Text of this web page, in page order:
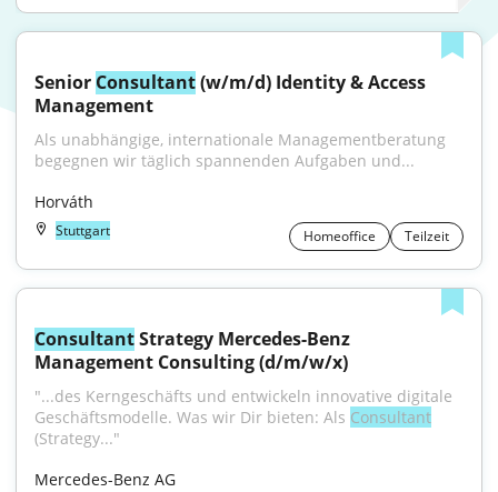
Senior Consultant (w/m/d) Identity & Access
Management
Als unabhängige, internationale Managementberatung
begegnen wir täglich spannenden Aufgaben und...
Horváth
Stuttgart Homeoffice Teilzeit
Consultant Strategy Mercedes-Benz
Management Consulting (d/m/w/x)
"...des Kerngeschäfts und entwickeln innovative digitale
Geschäftsmodelle. Was wir Dir bieten: Als Consultant
(Strategy..."
Mercedes-Benz AG